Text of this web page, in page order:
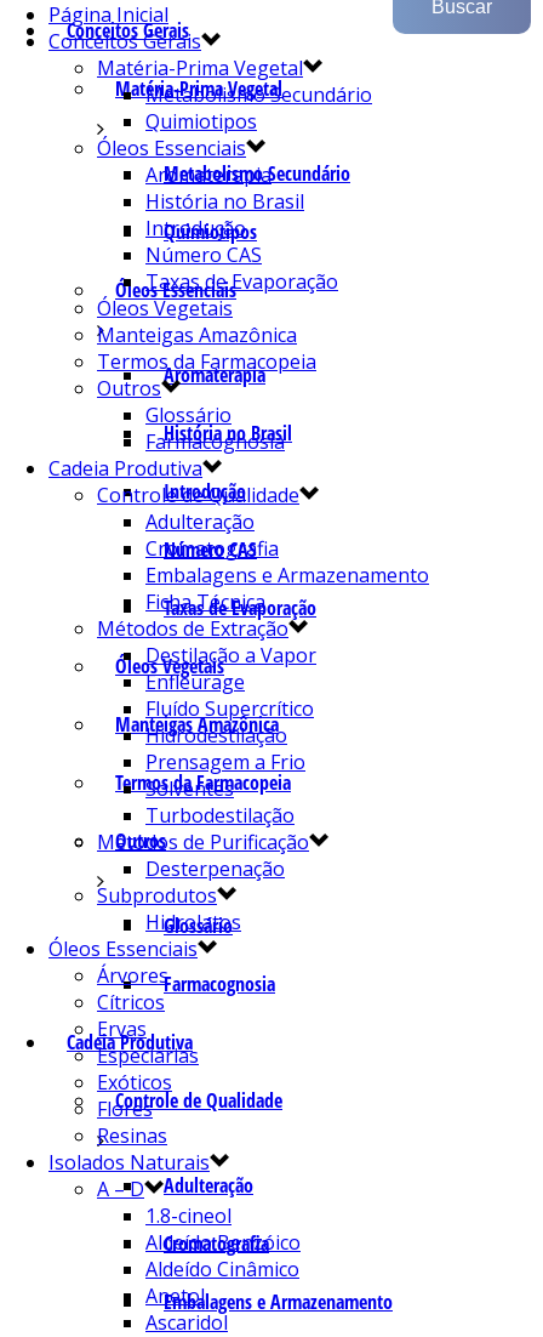
Conceitos Gerais
Matéria-Prima Vegetal
Metabolismo Secundário
Quimiotipos
Óleos Essenciais
Aromaterapia
História no Brasil
Introdução
Número CAS
Taxas de Evaporação
Óleos Vegetais
Manteigas Amazônica
Termos da Farmacopeia
Outros
Glossário
Farmacognosia
Cadeia Produtiva
Controle de Qualidade
Adulteração
Cromatografia
Embalagens e Armazenamento
Página Inicial
Conceitos Gerais
Matéria-Prima Vegetal
Metabolismo Secundário
Quimiotipos
Óleos Essenciais
Aromaterapia
História no Brasil
Introdução
Número CAS
Taxas de Evaporação
Óleos Vegetais
Manteigas Amazônica
Termos da Farmacopeia
Outros
Glossário
Farmacognosia
Cadeia Produtiva
Controle de Qualidade
Adulteração
Cromatografia
Embalagens e Armazenamento
Ficha Técnica
Métodos de Extração
Destilação a Vapor
Enfleurage
Fluído Supercrítico
Hidrodestilação
Prensagem a Frio
Solventes
Turbodestilação
Métodos de Purificação
Desterpenação
Subprodutos
Hidrolatos
Óleos Essenciais
Árvores
Cítricos
Ervas
Especiarias
Exóticos
Flores
Resinas
Isolados Naturais
A – D
1.8-cineol
Aldeído Benzóico
Aldeído Cinâmico
Anetol
Ascaridol